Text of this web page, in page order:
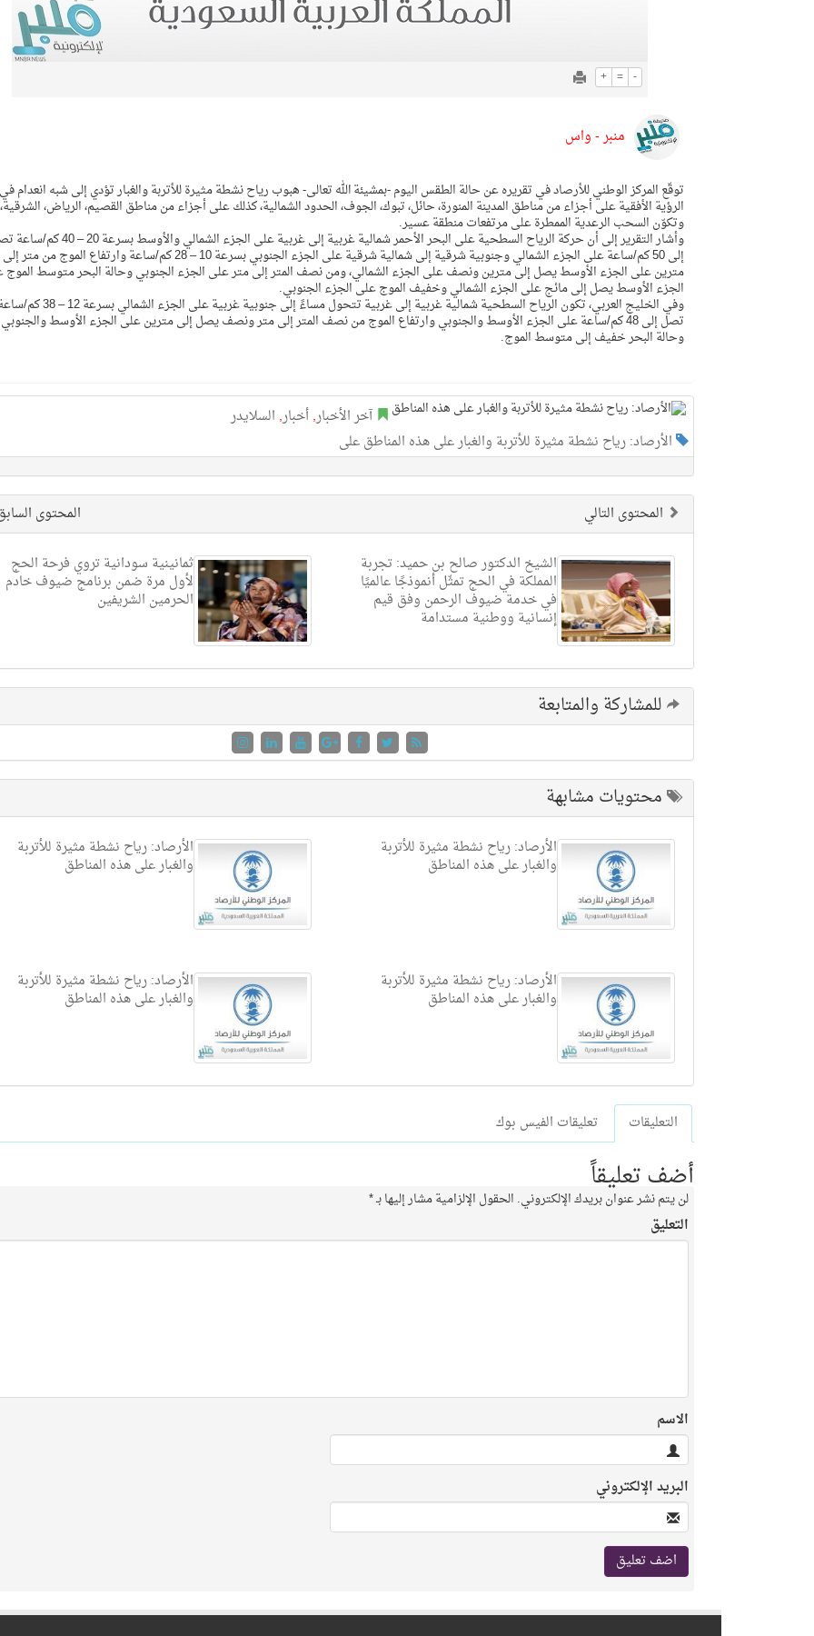
+ = -
منبر - واس
توقّع المركز الوطني للأرصاد في تقريره عن حالة الطقس اليوم -بمشيئة الله تعالى- هبوب رياح نشطة مثيرة للأتربة والغبار تؤدي إلى شبه انعدام
الرؤية الأفقية على أجزاء من مناطق المدينة المنورة، حائل، تبوك، الجوف، الحدود الشمالية، كذلك على أجزاء من مناطق القصيم، الرياض، الشرقية،
وتكوّن السحب الرعدية الممطرة على مرتفعات منطقة عسير.
وأشار التقرير إلى أن حركة الرياح السطحية على البحر الأحمر شمالية غربية إلى غربية على الجزء الشمالي
إلى 50 كم/ساعة على الجزء الشمالي وجنوبية شرقية إلى شمالية شرقية على الجزء الجنوبي بسرعة 10 – 28 كم/ساعة وارتفاع الموج من متر إلى
مترين على الجزء الأوسط يصل إلى مترين ونصف على الجزء الشمالي، ومن نصف المتر إلى متر على الجزء الجنوبي وحالة البحر متوسط
الجزء الأوسط يصل إلى مائج على الجزء الشمالي وخفيف الموج على الجزء الجنوبي.
وفي الخليج العربي، تكون الرياح السطحية شمالية غربية إلى غربية تتحول مساءً إلى جنوبية غربية على الجزء الشمالي
تصل إلى 48 كم/ساعة على الجزء الأوسط والجنوبي وارتفاع الموج من نصف المتر إلى متر ونصف يصل إلى مترين على الجزء الأوسط والجنوبي
وحالة البحر خفيف إلى متوسط الموج.
آخر الأخبار,أخبار, السلايدر
الأرصاد: رياح نشطة مثيرة للأتربة والغبار على هذه المناطق على
المحتوى المحتوى التالي
ثمانينية سودانية تروي فرحة الحج
لأول مرة ضمن برنامج ضيوف خادم
الحرمين الشريفين
الشيخ الدكتور صالح بن حميد: تجربة
المملكة في الحج تمثّل أنموذجًا عالميًا
في خدمة ضيوف الرحمن وفق قيم
إنسانية ووطنية مستدامة
للمشاركة والمتابعة
محتويات مشابهة
الأرصاد: رياح نشطة مثيرة للأتربة
والغبار على هذه المناطق
الأرصاد: رياح نشطة مثيرة للأتربة
والغبار على هذه المناطق
الأرصاد: رياح نشطة مثيرة للأتربة
والغبار على هذه المناطق
الأرصاد: رياح نشطة مثيرة للأتربة
والغبار على هذه المناطق
التعليقات تعليقات الفيس بوك
أضف تعليقاً
لن يتم نشر عنوان بريدك الإلكتروني. الحقول الإلزامية مشار إليها بـ*
التعليق
الاسم
البريد الإلكتروني